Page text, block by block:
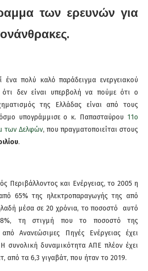
των ερευνών για
ένα πολύ καλό παράδειγμα ενεργειακού
ότι δεν είναι υπερβολή να πούμε ότι ο
της Ελλάδας είναι από τους
υπογράμμισε ο κ. Παπασταύρου 11o
των Δελφών, που πραγματοποιείται στους
.
Περιβάλλοντος και Ενέργειας, το 2005 η
65% της ηλεκτροπαραγωγής της από
μέσα σε 20 χρόνια, το ποσοστό αυτό
τη στιγμή που το ποσοστό της
Ανανεώσιμες Πηγές Ενέργειας έχει
συνολική δυναμικότητα ΑΠΕ πλέον έχει
από τα 6,3 γιγαβάτ, που ήταν το 2019.